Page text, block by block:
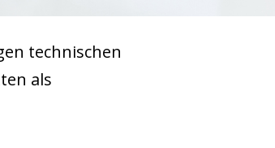
technischen
als